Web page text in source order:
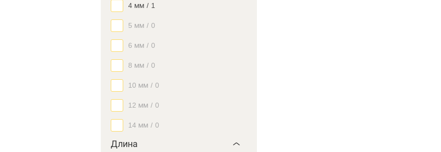
4 мм / 1
5 мм / 0
6 мм / 0
8 мм / 0
10 мм / 0
12 мм / 0
14 мм / 0
Длина